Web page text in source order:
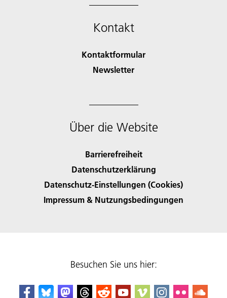
Kontakt
Kontaktformular
Newsletter
Über die Website
Barrierefreiheit
Datenschutzerklärung
Datenschutz-Einstellungen (Cookies)
Impressum & Nutzungsbedingungen
Besuchen Sie uns hier: